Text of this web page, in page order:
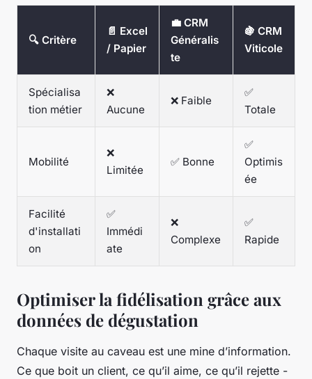
🔍 Critère
📄 Excel
/ Papier
💼 CRM
Généralis
te
🍇 CRM
Viticole
Spécialisa
tion métier
❌
Aucune
❌ Faible
✅
Totale
Mobilité
❌
Limitée
✅ Bonne
✅
Optimis
ée
Facilité
d'installati
on
✅
Immédi
ate
❌
Complexe
✅
Rapide
Optimiser la fidélisation grâce aux
données de dégustation
Chaque visite au caveau est une mine d’information.
Ce que boit un client, ce qu’il aime, ce qu’il rejette -